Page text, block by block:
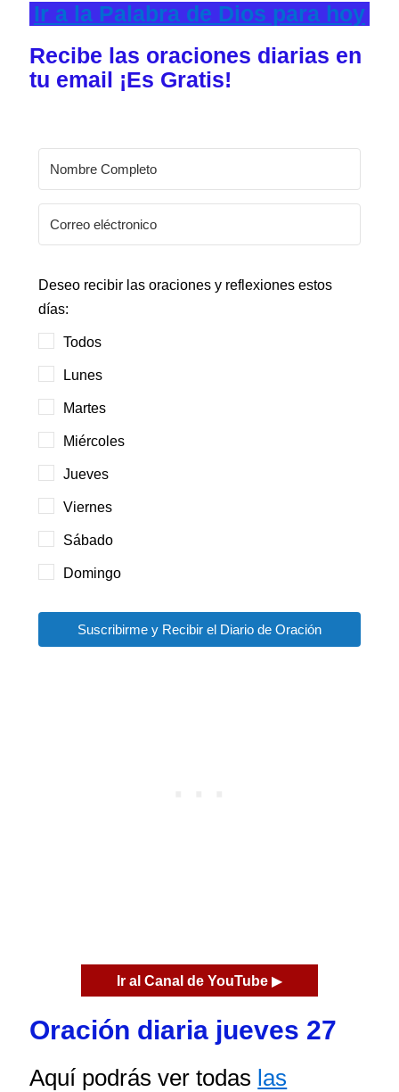
Ir a la Palabra de Dios para hoy
Recibe las oraciones diarias en
tu email ¡Es Gratis!
Deseo recibir las oraciones y reflexiones estos
días:
Todos
Lunes
Martes
Miércoles
Jueves
Viernes
Sábado
Domingo
Suscribirme y Recibir el Diario de Oración
Ir al Canal de YouTube ▶
Oración diaria jueves 27
Aquí podrás ver todas las